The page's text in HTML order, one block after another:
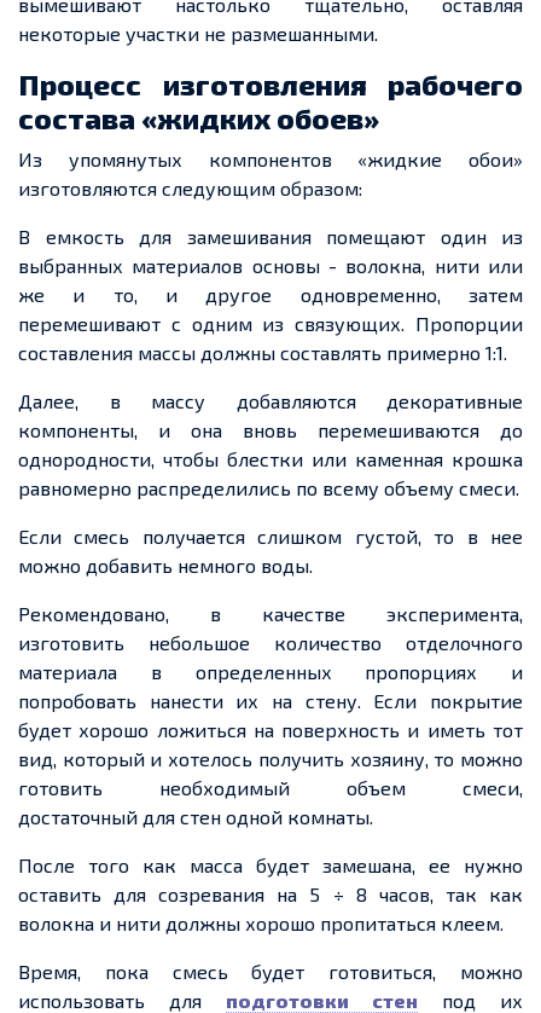
некоторые участки не размешанными.
Процесс изготовления рабочего
состава «жидких обоев»
Из упомянутых компонентов «жидкие обои»
изготовляются следующим образом:
В емкость для замешивания помещают один из
выбранных материалов основы - волокна, нити или
же и то, и другое одновременно, затем
перемешивают с одним из связующих. Пропорции
составления массы должны составлять примерно 1:1.
Далее, в массу добавляются декоративные
компоненты, и она вновь перемешиваются до
однородности, чтобы блестки или каменная крошка
равномерно распределились по всему объему смеси.
Если смесь получается слишком густой, то в нее
можно добавить немного воды.
Рекомендовано, в качестве эксперимента,
изготовить небольшое количество отделочного
материала в определенных пропорциях и
попробовать нанести их на стену. Если покрытие
будет хорошо ложиться на поверхность и иметь тот
вид, которыйи хотелось получить хозяину, то можно
готовить необходимый объем смеси,
достаточный для стен одной комнаты.
После того как масса будет замешана, ее нужно
оставить для созревания на 5 ÷ 8 часов, так как
волокна и нити должны хорошо пропитаться клеем.
Время, пока смесь будет готовиться, можно
использовать для подготовки стен под их